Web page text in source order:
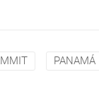
PANAMÁ